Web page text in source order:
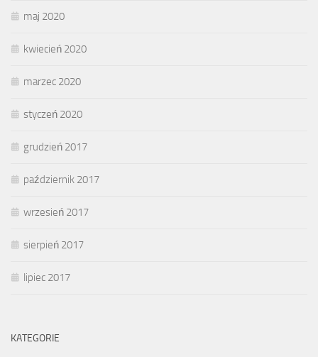
maj 2020
kwiecień 2020
marzec 2020
styczeń 2020
grudzień 2017
październik 2017
wrzesień 2017
sierpień 2017
lipiec 2017
KATEGORIE